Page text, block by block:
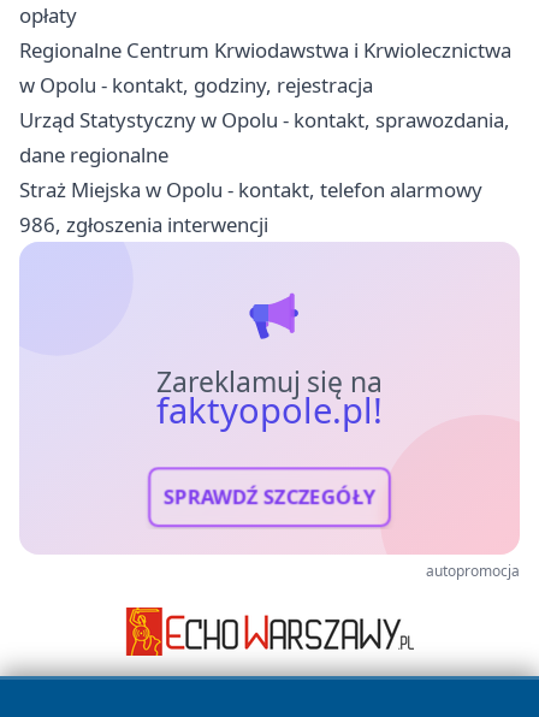
opłaty
Regionalne Centrum Krwiodawstwa i Krwiolecznictwa
w Opolu - kontakt, godziny, rejestracja
Urząd Statystyczny w Opolu - kontakt, sprawozdania,
dane regionalne
Straż Miejska w Opolu - kontakt, telefon alarmowy
986, zgłoszenia interwencji
Zareklamuj się na
faktyopole.pl!
SPRAWDŹ SZCZEGÓŁY
autopromocja